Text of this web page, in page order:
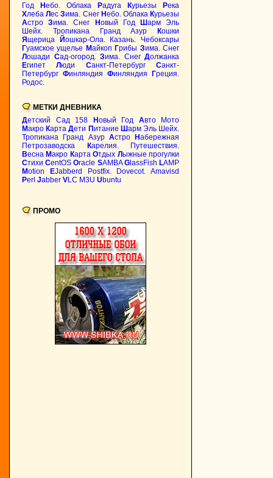
Год
Небо. Облака Радуга Курьезы Река
Хлеба Лес Зима. Снег Небо. Облака Курьезы
Астро Зима. Снег Новый Год Шарм Эль
Шейх. Тропикана Гранд Азур
Кошки
Я щерица Йошкар-Ола. Казань. Чебоксары
Гуамское ущелье Майкоп Грибы Зима. Снег
Лошади Сад-огород. Зима. Снег Должанка
Египет Люди Санкт-Петербург Санкт-
Петербург Финляндия Финляндия Греция.
Родос.
МЕТКИ ДНЕВНИКА
Детский Сад 158 Новый Год Авто Мото
Макро Карта Дети Питание Шарм Эль Шейх.
Тропикана Гранд Азур Астро Набережная
Петрозаводска
Карелия. Путешествия.
Весна Макро Карта Отдых Лыжные прогулки
Стихи CentOS Oracle SAMBA GlassFish LAMP
Motion EJabberd
Postfix. Dovecot. Amavisd
Perl Jabber VLC M3U Ubuntu
ПРОМО